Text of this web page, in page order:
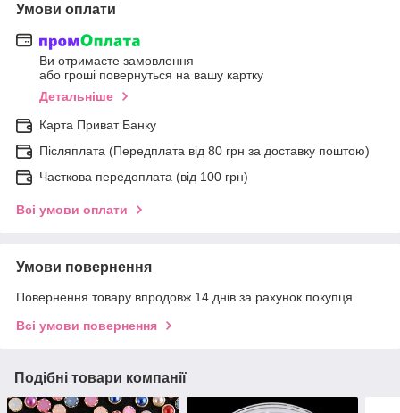
Умови оплати
Ви отримаєте замовлення
або гроші повернуться на вашу картку
Детальніше
Карта Приват Банку
Післяплата (Передплата від 80 грн за доставку поштою)
Часткова передоплата (від 100 грн)
Всі умови оплати
Умови повернення
Повернення товару впродовж 14 днів за рахунок покупця
Всі умови повернення
Подібні товари компанії